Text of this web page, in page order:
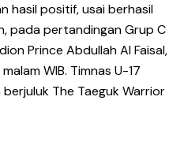
hasil positif, usai berhasil
pada pertandingan Grup C
Prince Abdullah Al Faisal,
WIB. Timnas U-17
The Taeguk Warrior